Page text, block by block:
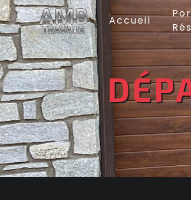
Panneau de gestion des cookies
Accueil